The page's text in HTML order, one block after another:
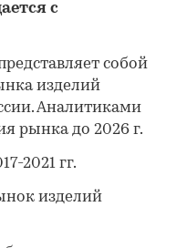
с
собой
изделий
Аналитиками
рынка до 2026 г.
2021 гг.
изделий